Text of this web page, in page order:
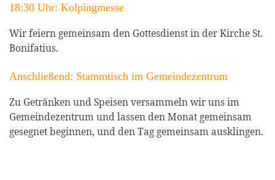
18:30 Uhr: Kolpingmesse
Wir feiern gemeinsam den Gottesdienst in der Kirche St.
Bonifatius.
Anschließend: Stammtisch im Gemeindezentrum
Zu Getränken und Speisen versammeln wir uns im
Gemeindezentrum und lassen den Monat gemeinsam
gesegnet beginnen, und den Tag gemeinsam ausklingen.